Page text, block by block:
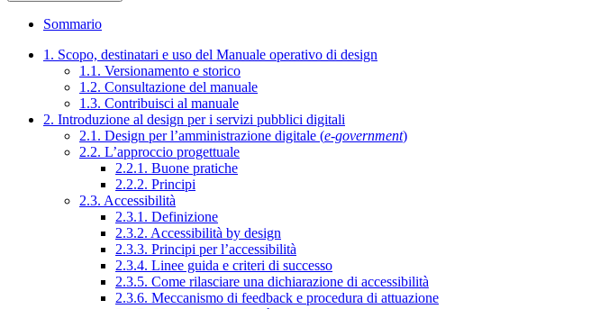
Sommario
1. Scopo, destinatari e uso del Manuale operativo di design
1.1. Versionamento e storico
1.2. Consultazione del manuale
1.3. Contribuisci al manuale
2. Introduzione al design per i servizi pubblici digitali
2.1. Design per l’amministrazione digitale (e-government)
2.2. L’approccio progettuale
2.2.1. Buone pratiche
2.2.2. Principi
2.3. Accessibilità
2.3.1. Definizione
2.3.2. Accessibilità by design
2.3.3. Principi per l’accessibilità
2.3.4. Linee guida e criteri di successo
2.3.5. Come rilasciare una dichiarazione di accessibilità
2.3.6. Meccanismo di feedback e procedura di attuazione